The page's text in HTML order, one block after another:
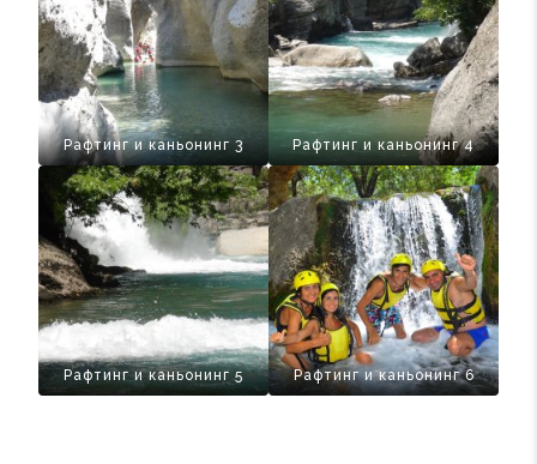
Рафтинг и каньонинг 3 Рафтинг и каньонинг 4
Рафтинг и каньонинг 5 Рафтинг и каньонинг 6